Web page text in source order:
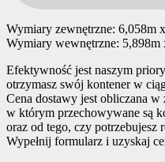
Wymiary zewnętrzne: 6,058m
Wymiary wewnętrzne: 5,898m
Efektywność jest naszym
otrzymasz swój kontener w
Cena dostawy jest obliczana w
w którym przechowywane są
oraz od tego, czy potrzebujesz
Wypełnij formularz i uzyskaj